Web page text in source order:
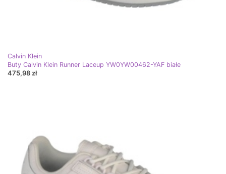
Calvin Klein
Buty Calvin Klein Runner Laceup YW0YW00462-YAF białe
475,98 zł